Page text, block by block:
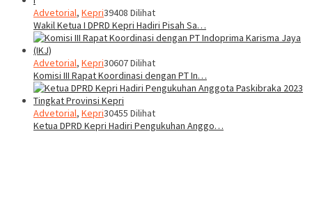
Advetorial, Kepri39408 Dilihat
Wakil Ketua I DPRD Kepri Hadiri Pisah Sa…
Advetorial, Kepri30607 Dilihat
Komisi III Rapat Koordinasi dengan PT In…
Advetorial, Kepri30455 Dilihat
Ketua DPRD Kepri Hadiri Pengukuhan Anggo…